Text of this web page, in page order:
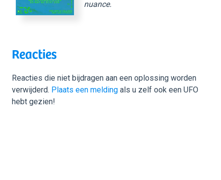
nuance.
Reacties
Reacties die niet bijdragen aan een oplossing worden
verwijderd. Plaats een melding als u zelf ook een UFO
hebt gezien!